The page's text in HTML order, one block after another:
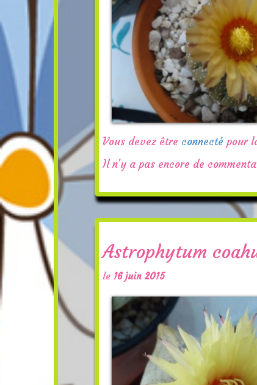
Vous devez être connecté pour
Il n'y a pas encore de
Astrophytum
le 16 juin 2015